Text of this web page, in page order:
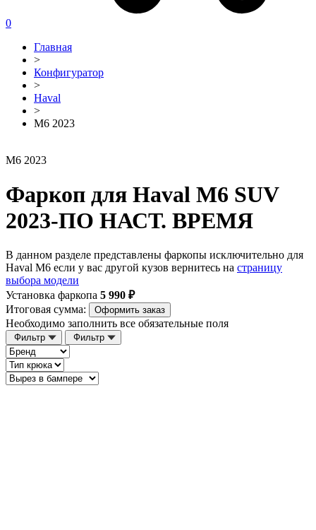
0
Главная
>
Конфигуратор
>
Haval
>
M6 2023
M6 2023
Фаркоп для Haval M6 SUV
2023-ПО НАСТ. ВРЕМЯ
В данном разделе представлены фаркопы исключительно для
Haval M6 если у вас другой кузов вернитесь на страницу
выбора модели
Установка фаркопа 5 990 ₽
Итоговая сумма:
Оформить заказ
Необходимо заполнить все обязательные поля
Фильтр Фильтр